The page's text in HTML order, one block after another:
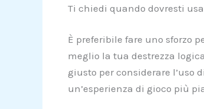
Ti chiedi quando dovresti
È preferibile fare uno sforzo
meglio la tua destrezza
giusto per considerare l’uso
un’esperienza di gioco più